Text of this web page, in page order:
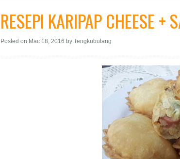
RESEPI KARIPAP CHEESE +
Posted on Mac 18, 2016 by Tengkubutang